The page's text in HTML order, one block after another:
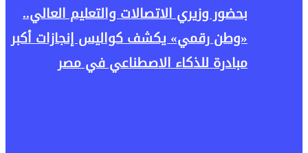
بحضور وزيري الاتصالات والتعليم العالي..
«وطن رقمي» يكشف كواليس إنجازات أكبر
مبادرة للذكاء الاصطناعي في مصر